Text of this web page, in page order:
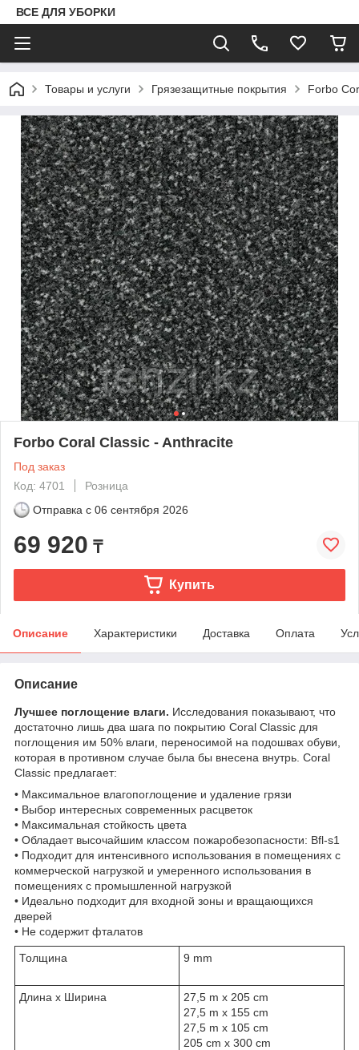
ВСЕ ДЛЯ УБОРКИ
Товары и услуги Грязезащитные покрытия Forbo
Forbo Coral Classic - Anthracite
Под заказ
Код: 4701
Розница
Отправка с 06 сентября 2026
69 920 ₸
Купить
Описание Характеристики Доставка Оплата
Описание
Лучшее поглощение влаги. Исследования показывают, что
достаточно лишь два шага по покрытию Coral Classic для
поглощения им 50% влаги, переносимой на подошвах обуви,
которая в противном случае была бы внесена внутрь. Coral
Classic предлагает:
• Максимальное влагопоглощение и удаление грязи
• Выбор интересных современных расцветок
• Максимальная стойкость цвета
• Обладает высочайшим классом пожаробезопасности: Bfl-s1
• Подходит для интенсивного использования в помещениях с
коммерческой нагрузкой и умеренного использования в
помещениях с промышленной нагрузкой
• Идеально подходит для входной зоны и вращающихся
дверей
• Не содержит фталатов
Толщина 9 mm
Длина х Ширина
27,5 m x 205 cm
27,5 m x 155 cm
27,5 m x 105 cm
205 cm x 300 cm